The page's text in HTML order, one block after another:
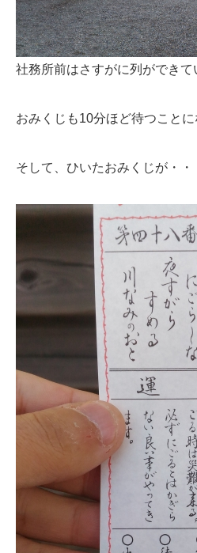
社務所前はさすがに列ができて
おみくじも10分ほど待つことに
そして、ひいたおみくじが・・